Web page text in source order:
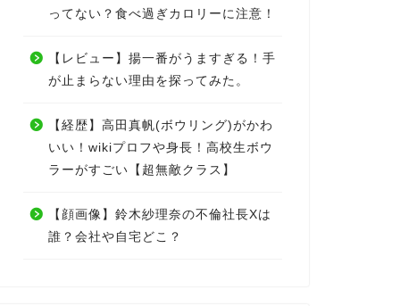
ってない？食べ過ぎカロリーに注意！
【レビュー】揚一番がうますぎる！手
が止まらない理由を探ってみた。
【経歴】高田真帆(ボウリング)がかわ
いい！wikiプロフや身長！高校生ボウ
ラーがすごい【超無敵クラス】
【顔画像】鈴木紗理奈の不倫社長Xは
誰？会社や自宅どこ？